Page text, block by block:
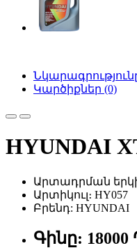
Կարծիքներ (0)
HYUNDAI
Արտադրման
Արտիկուլ։ HY057
Բրենդ: HYUNDAI
Գինը: 18000